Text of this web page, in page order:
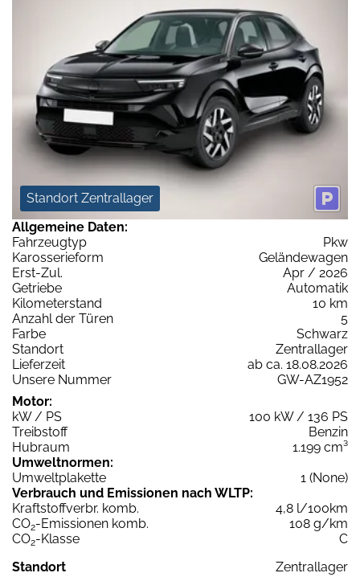
Standort Zentrallager
Allgemeine Daten:
Fahrzeugtyp
Pkw
Karosserieform
Geländewagen
Erst-Zul.
Apr / 2026
Getriebe
Automatik
Kilometerstand
10 km
Anzahl der Türen
5
Farbe
Schwarz
Standort
Zentrallager
Lieferzeit
ab ca. 18.08.2026
Unsere Nummer
GW-AZ1952
Motor:
kW / PS
100 kW / 136 PS
Treibstoff
Benzin
Hubraum
1.199 cm³
Umweltnormen:
Umweltplakette
1 (None)
Verbrauch und Emissionen nach WLTP:
Kraftstoffverbr. komb.
4,8 l/100km
CO2-Emissionen komb.
108 g/km
CO2-Klasse
C
Standort
Zentrallager